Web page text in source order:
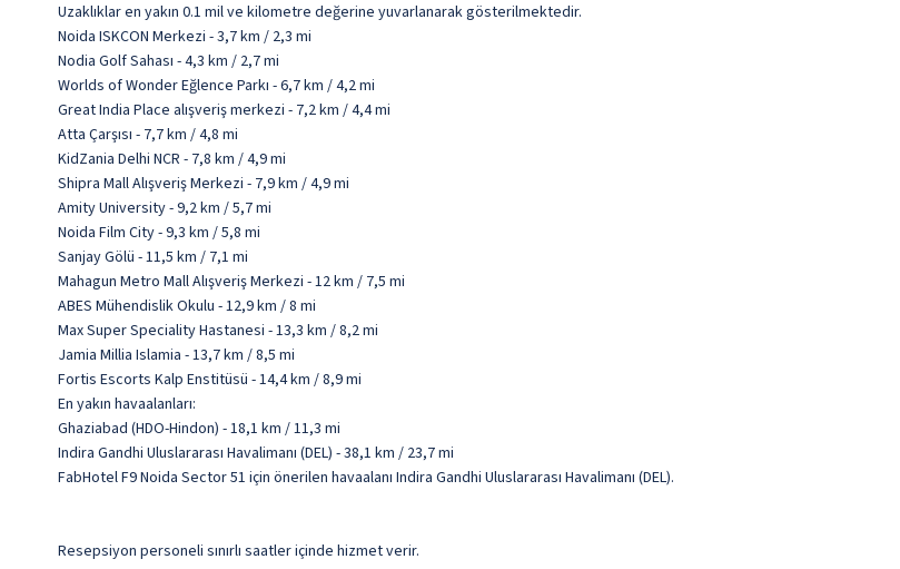
Uzaklıklar en yakın 0.1 mil ve kilometre değerine yuvarlanarak gösterilmektedir.
Noida ISKCON Merkezi - 3,7 km / 2,3 mi
Nodia Golf Sahası - 4,3 km / 2,7 mi
Worlds of Wonder Eğlence Parkı - 6,7 km / 4,2 mi
Great India Place alışveriş merkezi - 7,2 km / 4,4 mi
Atta Çarşısı - 7,7 km / 4,8 mi
KidZania Delhi NCR - 7,8 km / 4,9 mi
Shipra Mall Alışveriş Merkezi - 7,9 km / 4,9 mi
Amity University - 9,2 km / 5,7 mi
Noida Film City - 9,3 km / 5,8 mi
Sanjay Gölü - 11,5 km / 7,1 mi
Mahagun Metro Mall Alışveriş Merkezi - 12 km / 7,5 mi
ABES Mühendislik Okulu - 12,9 km / 8 mi
Max Super Speciality Hastanesi - 13,3 km / 8,2 mi
Jamia Millia Islamia - 13,7 km / 8,5 mi
Fortis Escorts Kalp Enstitüsü - 14,4 km / 8,9 mi
En yakın havaalanları:
Ghaziabad (HDO-Hindon) - 18,1 km / 11,3 mi
Indira Gandhi Uluslararası Havalimanı (DEL) - 38,1 km / 23,7 mi
FabHotel F9 Noida Sector 51 için önerilen havaalanı Indira Gandhi Uluslararası Havalimanı (DEL).
Resepsiyon personeli sınırlı saatler içinde hizmet verir.